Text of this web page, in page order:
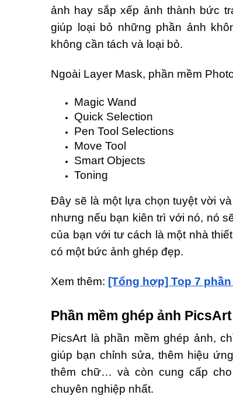
ảnh hay sắp xếp ảnh thành bức
giúp loại bỏ những phần ảnh
không cần tách và loại bỏ.
Ngoài Layer Mask, phần mềm
Magic Wand
Quick Selection
Pen Tool Selections
Move Tool
Smart Objects
Toning
Đây sẽ là một lựa chọn tuyệt vời
nhưng nếu bạn kiên trì với nó, nó
của bạn với tư cách là một nhà
có một bức ảnh ghép đẹp.
Xem thêm: [Tổng hợp] Top 7
Phần mềm ghép ảnh PicsArt
PicsArt là phần mềm ghép ảnh,
giúp bạn chỉnh sửa, thêm hiệu
thêm chữ… và còn cung cấp
chuyên nghiệp nhất.